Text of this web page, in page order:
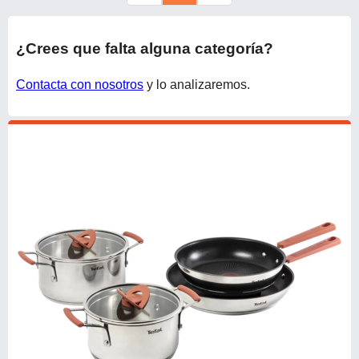
¿Crees que falta alguna categoría?
Contacta con nosotros y lo analizaremos.